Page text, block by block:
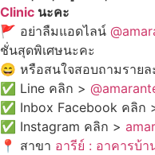
Clinic นะคะ
🚩 อย่าลืมแอดไลน์
ชั่นสุดพิเศษนะคะ
😄 หรือสนใจสอบถามรายล
✅ Line คลิก >
✅ Inbox Facebook คลิก
✅ Instagram คลิก >
📍 สาขา อารีย์ : อาคารบ้